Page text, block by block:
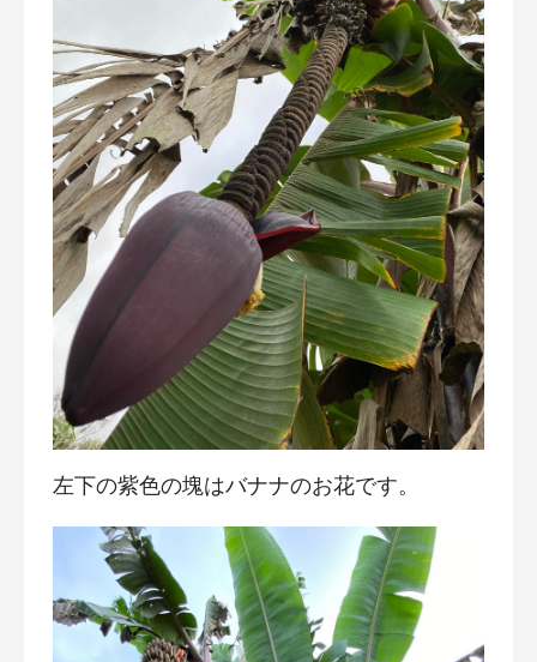
左下の紫色の塊はバナナのお花です。